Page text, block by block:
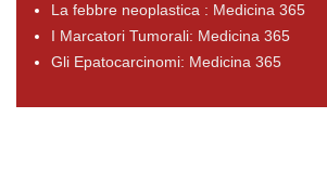
La febbre neoplastica : Medicina 365
I Marcatori Tumorali: Medicina 365
Gli Epatocarcinomi: Medicina 365